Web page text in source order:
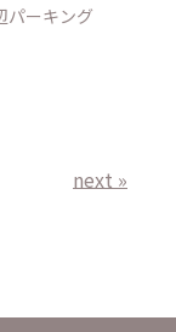
パーキング
next »